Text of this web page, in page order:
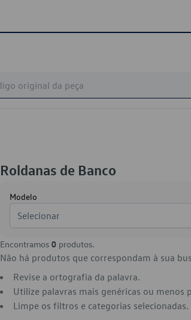
Roldanas de Banco
Modelo
Selecionar
Encontramos 0 produtos.
Não há produtos que correspondam à sua
Revise a ortografia da palavra.
Utilize palavras mais genéricas ou menos
Limpe os filtros e categorias selecionadas.